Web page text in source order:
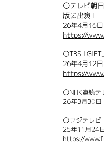
〇テレビ朝
版に出演！
26年4月16
https://
〇TBS「GIFT
26年4月12
https://
〇NHK連続テ
26年3月30日
〇フジテレビ
​25年11月24
https://